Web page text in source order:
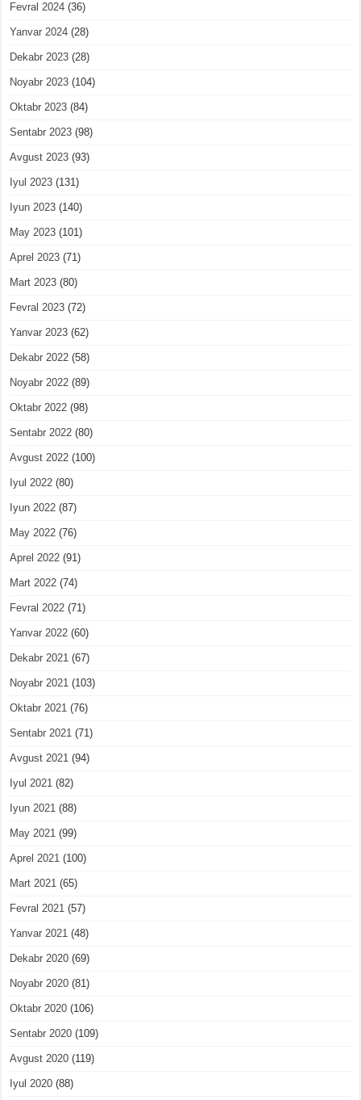
Fevral 2024 (36)
Yanvar 2024 (28)
Dekabr 2023 (28)
Noyabr 2023 (104)
Oktabr 2023 (84)
Sentabr 2023 (98)
Avgust 2023 (93)
Iyul 2023 (131)
Iyun 2023 (140)
May 2023 (101)
Aprel 2023 (71)
Mart 2023 (80)
Fevral 2023 (72)
Yanvar 2023 (62)
Dekabr 2022 (58)
Noyabr 2022 (89)
Oktabr 2022 (98)
Sentabr 2022 (80)
Avgust 2022 (100)
Iyul 2022 (80)
Iyun 2022 (87)
May 2022 (76)
Aprel 2022 (91)
Mart 2022 (74)
Fevral 2022 (71)
Yanvar 2022 (60)
Dekabr 2021 (67)
Noyabr 2021 (103)
Oktabr 2021 (76)
Sentabr 2021 (71)
Avgust 2021 (94)
Iyul 2021 (82)
Iyun 2021 (88)
May 2021 (99)
Aprel 2021 (100)
Mart 2021 (65)
Fevral 2021 (57)
Yanvar 2021 (48)
Dekabr 2020 (69)
Noyabr 2020 (81)
Oktabr 2020 (106)
Sentabr 2020 (109)
Avgust 2020 (119)
Iyul 2020 (88)